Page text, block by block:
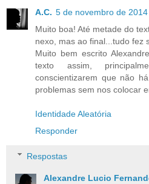
A.C. 5 de novembro de
Muito boa! Até metade do
nexo, mas ao final...tudo fez
Muito bem escrito
texto assim,
conscientizarem que não
problemas sem nos colocar
Identidade Aleatória
Responder
Respostas
Alexandre Lucio